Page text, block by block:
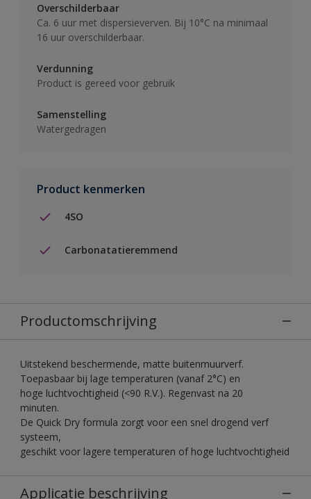
Overschilderbaar
Ca. 6 uur met dispersieverven. Bij 10°C na minimaal
16 uur overschilderbaar.
Verdunning
Product is gereed voor gebruik
Samenstelling
Watergedragen
Product kenmerken
4SO
Carbonatatieremmend
Productomschrijving
Uitstekend beschermende, matte buitenmuurverf.
Toepasbaar bij lage temperaturen (vanaf 2°C) en
hoge luchtvochtigheid (<90 R.V.). Regenvast na 20
minuten.
De Quick Dry formula zorgt voor een snel drogend verf
systeem,
geschikt voor lagere temperaturen of hoge luchtvochtigheid
Applicatie beschrijving